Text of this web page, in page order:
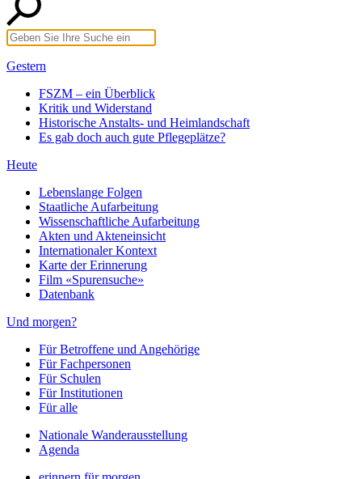
Gestern
FSZM – ein Überblick
Kritik und Widerstand
Historische Anstalts- und Heimlandschaft
Es gab doch auch gute Pflegeplätze?
Heute
Lebenslange Folgen
Staatliche Aufarbeitung
Wissenschaftliche Aufarbeitung
Akten und Akteneinsicht
Internationaler Kontext
Karte der Erinnerung
Film «Spurensuche»
Datenbank
Und morgen?
Für Betroffene und Angehörige
Für Fachpersonen
Für Schulen
Für Institutionen
Für alle
Nationale Wanderausstellung
Agenda